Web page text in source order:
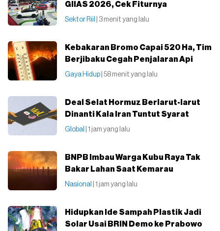
GIIAS 2026, Cek Fiturnya
Sektor Riil | 3 menit yang lalu
Kebakaran Bromo Capai 520 Ha, Tim
Berjibaku Cegah Penjalaran Api
Gaya Hidup | 58 menit yang lalu
Deal Selat Hormuz Berlarut-larut
Dinanti Kala Iran Tuntut Syarat
Global | 1 jam yang lalu
BNPB Imbau Warga Kubu Raya Tak
Bakar Lahan Saat Kemarau
Nasional | 1 jam yang lalu
Hidupkan Ide Sampah Plastik Jadi
Solar Usai BRIN Demo ke Prabowo